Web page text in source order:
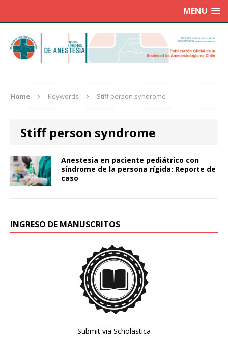
MENU
Home Keywords Stiff person syndrome
Stiff person syndrome
Anestesia en paciente pediátrico con
síndrome de la persona rígida: Reporte de
caso
INGRESO DE MANUSCRITOS
Submit via Scholastica